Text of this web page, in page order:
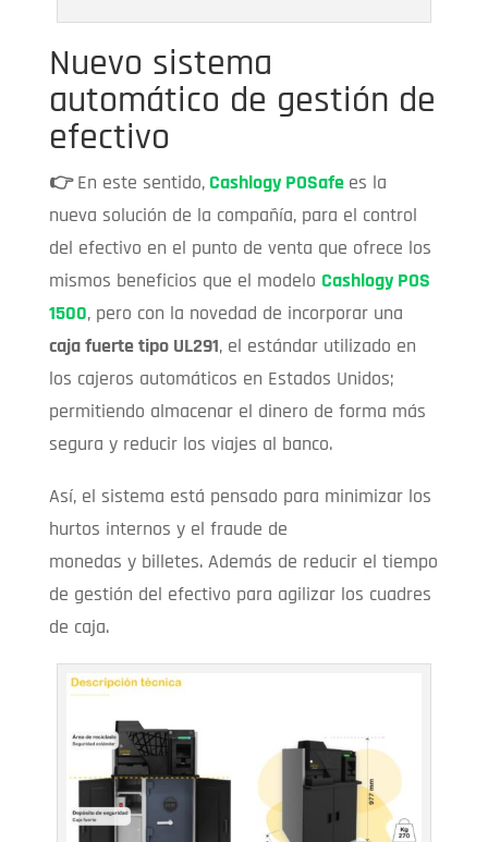
Nuevo sistema
automático de gestión de
efectivo
👉En este sentido,Cashlogy POSafe es la
nueva solución de la compañía, para el control
del efectivo en el punto de venta que ofrece los
mismos beneficios que el modelo Cashlogy POS
1500, pero con la novedad de incorporar una
caja fuerte tipo UL291, el estándar utilizado en
los cajeros automáticos en Estados Unidos;
permitiendo almacenar el dinero de forma más
segura y reducir los viajes al banco.
Así, el sistema está pensado para minimizar los
hurtos internos y el fraude de
monedas y billetes. Además de reducir el tiempo
de gestión del efectivo para agilizar los cuadres
de caja.